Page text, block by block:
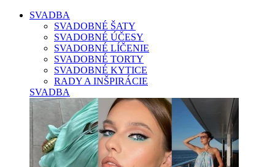
SVADBA
SVADOBNÉ ŠATY
SVADOBNÉ ÚČESY
SVADOBNÉ LÍČENIE
SVADOBNÉ TORTY
SVADOBNÉ KYTICE
RADY A INŠPIRÁCIE
SVADBA